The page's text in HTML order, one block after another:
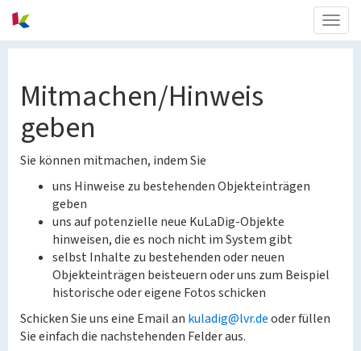
Mitmachen/Hinweis
geben
Sie können mitmachen, indem Sie
uns Hinweise zu bestehenden Objekteinträgen
geben
uns auf potenzielle neue KuLaDig-Objekte
hinweisen, die es noch nicht im System gibt
selbst Inhalte zu bestehenden oder neuen
Objekteinträgen beisteuern oder uns zum Beispiel
historische oder eigene Fotos schicken
Schicken Sie uns eine Email an kuladig@lvr.deoder füllen
Sie einfach die nachstehenden Felder aus.